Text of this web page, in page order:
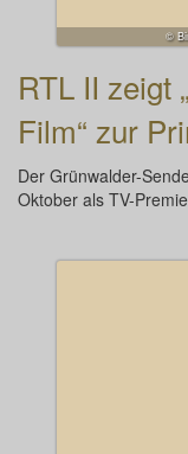
©
RTL II zeigt
Film“ zur
Der Grünwalder-
Oktober als TV-